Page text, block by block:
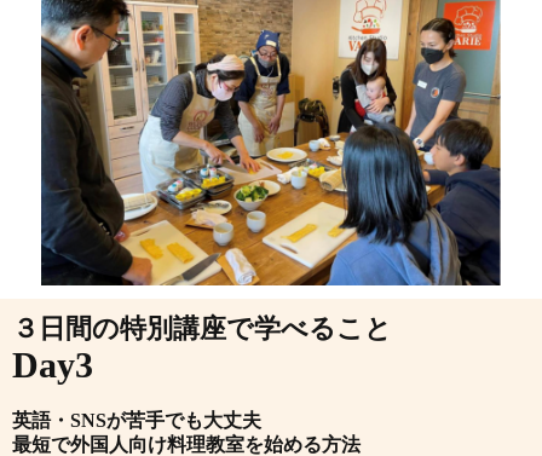
３日間の特別講座で学べること
Day3
英語・SNSが苦手でも大丈夫
最短で外国人向け料理教室を始める方法